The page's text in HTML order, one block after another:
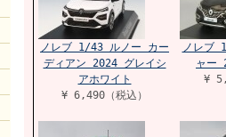
ノレブ 1/43 ルノー カー
ディアン 2024 グレイシ
アホワイト
¥ 6,490（税込）
ノレブ
ャー
¥